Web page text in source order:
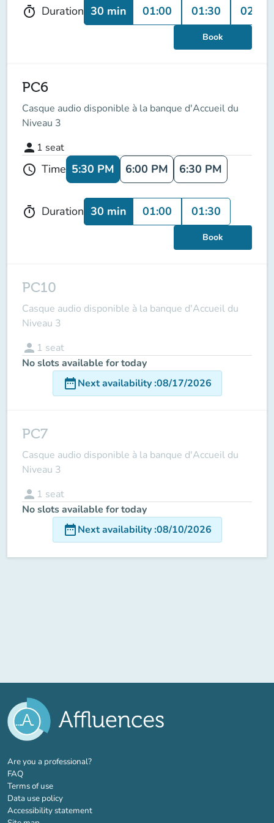
timer Duration 30 min 01:00 01:30 02:00
Book
PC6
Casque audio disponible à la banque d'Accueil du
Niveau 3
person 1 seat
schedule Time 5:30 PM 6:00 PM 6:30 PM
timer Duration 30 min 01:00 01:30
Book
PC10
Casque audio disponible à la banque d'Accueil du
Niveau 3
person 1 seat
No slots available for today
date_rangeNext availability:08/17/2026
PC7
Casque audio disponible à la banque d'Accueil du
Niveau 3
person 1 seat
No slots available for today
date_rangeNext availability:08/10/2026
Are you a professional?(new tab)
FAQ
Terms of use
Data use policy
Accessibility statement